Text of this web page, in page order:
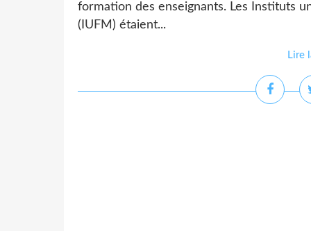
formation des enseignants. Les Instituts
(IUFM) étaient...
Lire